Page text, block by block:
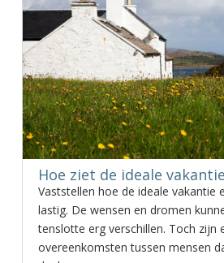
Hoe ziet de ideale
Vaststellen hoe de ideale vakantie
lastig. De wensen en dromen
tenslotte erg verschillen. Toch zijn
overeenkomsten tussen mensen